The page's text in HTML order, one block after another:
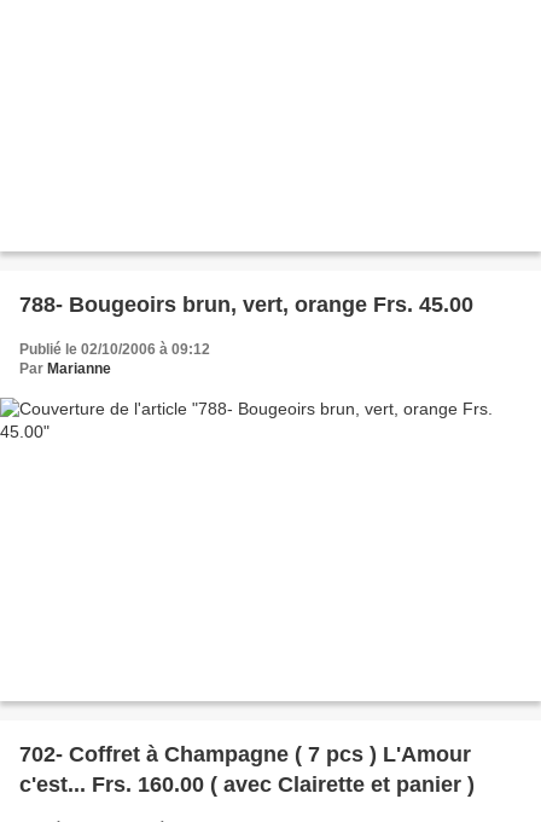
788- Bougeoirs brun, vert, orange Frs. 45.00
Publié le 02/10/2006 à 09:12
Par Marianne
702- Coffret à Champagne ( 7 pcs ) L'Amour
c'est... Frs. 160.00 ( avec Clairette et panier )